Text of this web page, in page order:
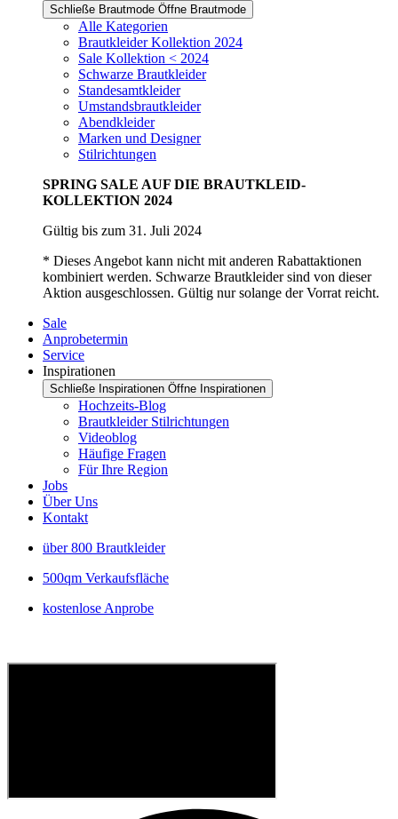
Schließe Brautmode Öffne Brautmode
Alle Kategorien
Brautkleider Kollektion 2024
Sale Kollektion < 2024
Schwarze Brautkleider
Standesamtkleider
Umstandsbrautkleider
Abendkleider
Marken und Designer
Stilrichtungen
SPRING SALE AUF DIE BRAUTKLEID-
KOLLEKTION 2024
Gültig bis zum 31. Juli 2024
* Dieses Angebot kann nicht mit anderen Rabattaktionen
kombiniert werden. Schwarze Brautkleider sind von dieser
Aktion ausgeschlossen. Gültig nur solange der Vorrat reicht.
Sale
Anprobetermin
Service
Inspirationen
Schließe Inspirationen Öffne Inspirationen
Hochzeits-Blog
Brautkleider Stilrichtungen
Videoblog
Häufige Fragen
Für Ihre Region
Jobs
Über Uns
Kontakt
über 800 Brautkleider
500qm Verkaufsfläche
kostenlose Anprobe